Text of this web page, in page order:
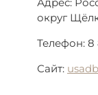
округ
Телефон: 8
Сайт: